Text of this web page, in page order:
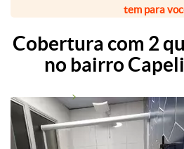
tem para
Cobertura com 2
no bairro